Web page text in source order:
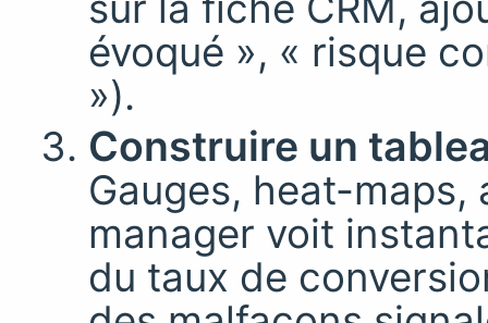
évoqué », « risque
»).
Construire un
Gauges, heat-maps,
manager voit
du taux de